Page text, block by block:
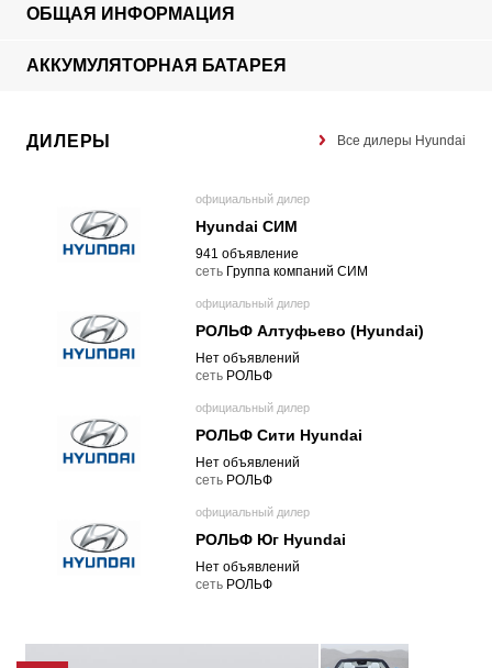
ОБЩАЯ ИНФОРМАЦИЯ
АККУМУЛЯТОРНАЯ БАТАРЕЯ
ДИЛЕРЫ Все дилеры Hyundai
официальный дилер
Hyundai СИМ
941 объявление
cеть Группа компаний СИМ
официальный дилер
РОЛЬФ Алтуфьево (Hyundai)
Нет объявлений
cеть РОЛЬФ
официальный дилер
РОЛЬФ Сити Hyundai
Нет объявлений
cеть РОЛЬФ
официальный дилер
РОЛЬФ Юг Hyundai
Нет объявлений
cеть РОЛЬФ